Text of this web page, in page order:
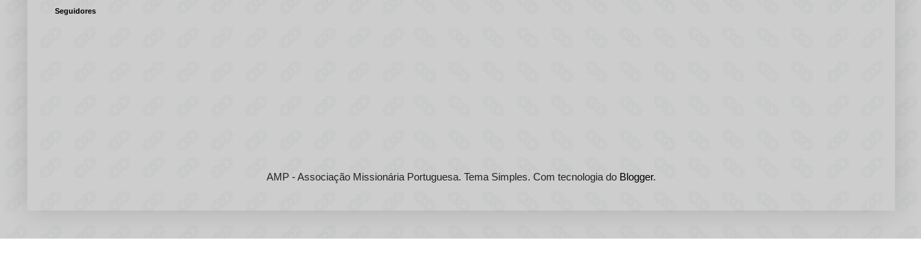
Seguidores
AMP - Associação Missionária Portuguesa. Tema Simples. Com tecnologia do Blogger.